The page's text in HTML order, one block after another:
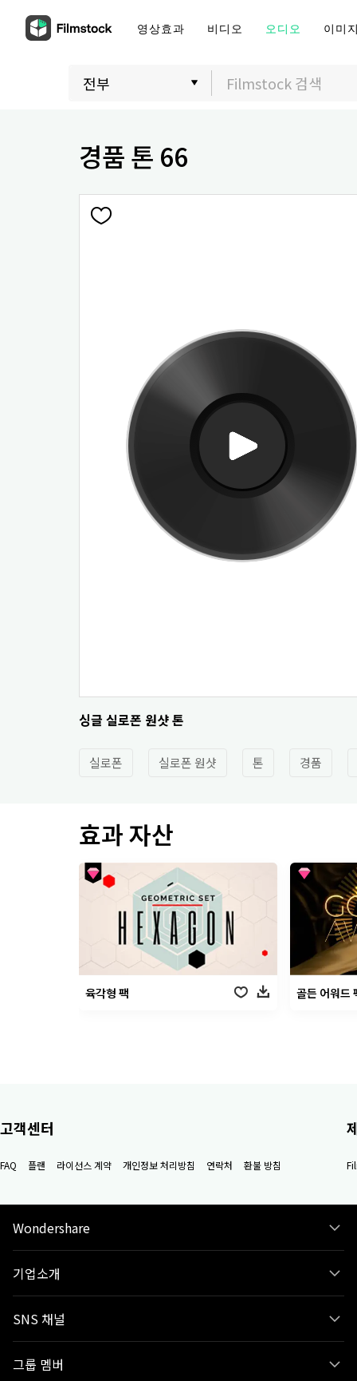
영상효과 비디오 오디오 이미
경품 톤 66
싱글 실로폰 원샷 톤
실로폰 실로폰 원샷 톤 경품
효과 자산
육각형 팩 골든 어워드
고객센터
FAQ 플랜 라이선스 계약 개인정보 처리방침 연락처 환불 방침
Wondershare
기업소개
SNS 채널
그룹 멤버